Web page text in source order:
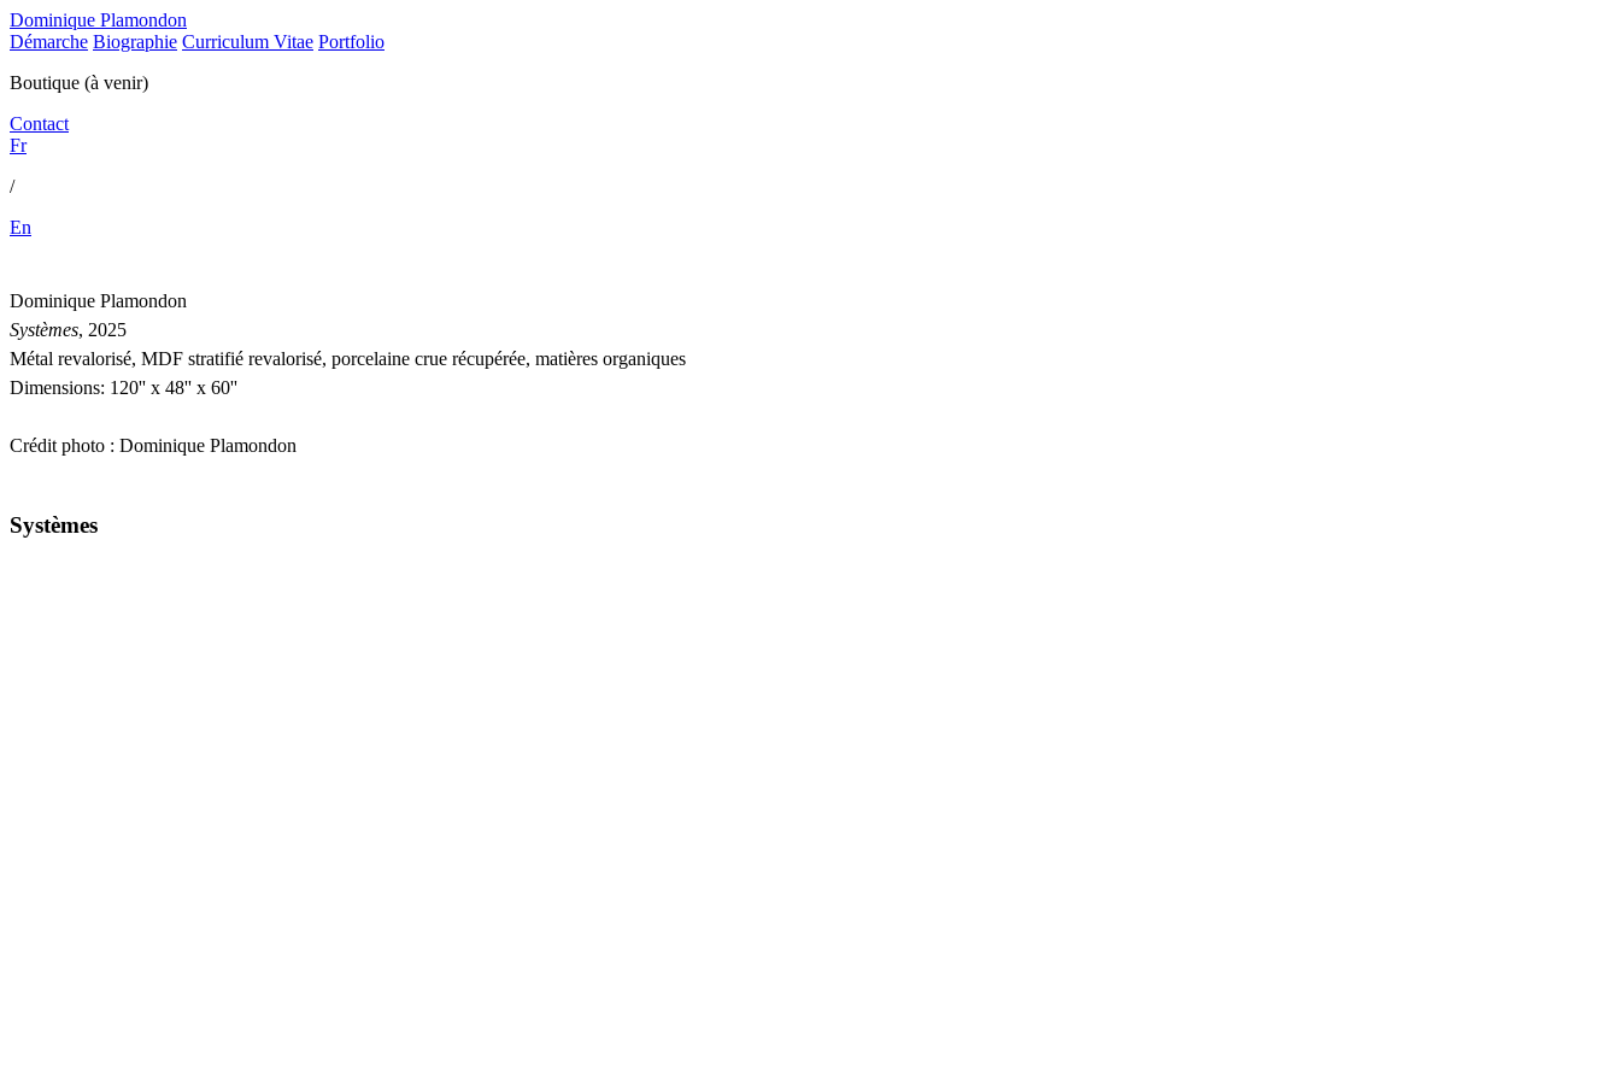
Dominique Plamondon
Démarche Biographie Curriculum Vitae Portfolio
Boutique (à venir)
Contact
Fr
/
En
Dominique Plamondon
Systèmes, 2025
Métal revalorisé, MDF stratifié revalorisé, porcelaine crue récupérée, matières organiques
Dimensions: 120'' x 48'' x 60''
Crédit photo : Dominique Plamondon
Systèmes